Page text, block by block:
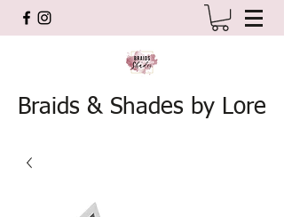
Braids & Shades by Lore